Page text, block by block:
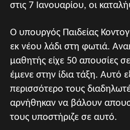
στις 7 Ιανουαρίου, οι
Ο υπουργός Παιδείας
εκ νέου λάδι στη φωτιά.
μαθητής είχε 50 απουσίες
έμενε στην ίδια τάξη. Αυτό
περισσότερο τους
αρνήθηκαν να βάλουν
τους υποστήριζε σε αυτό.